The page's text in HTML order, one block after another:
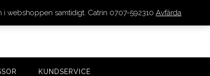
KUNDSERVICE
i webshoppen samtidigt. Catrin 0707-592310 Avfärda